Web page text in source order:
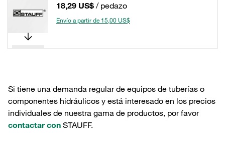
18,29 US$ / pedazo
Envío a partir de 15,00 US$
Si tiene una demanda regular de equipos de tuberías o
componentes hidráulicos y está interesado en los precios
individuales de nuestra gama de productos, por favor
contactar con STAUFF.